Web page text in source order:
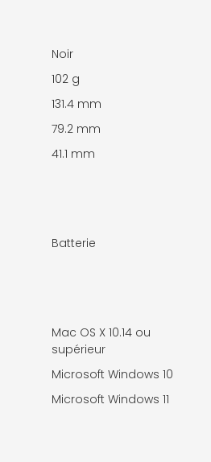
Noir
102 g
131.4 mm
79.2 mm
41.1 mm
Batterie
Mac OS X 10.14 ou
supérieur
Microsoft Windows 10
Microsoft Windows 11